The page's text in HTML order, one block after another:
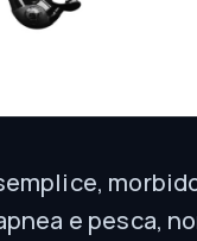
e pesca,